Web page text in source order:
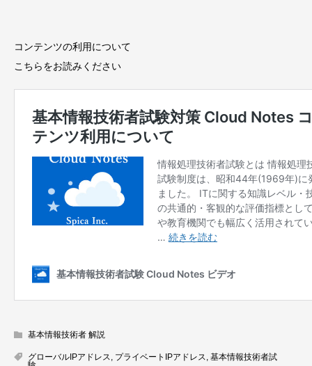
コンテンツの利用について
こちらをお読みください
基本情報技術者 解説
グローバルIPアドレス プライベートIPアドレス 基本情報技術者試